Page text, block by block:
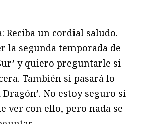
un cordial saludo.
la segunda temporada de
y quiero preguntarle si
También si pasará lo
No estoy seguro si
ver con ello, pero nada se